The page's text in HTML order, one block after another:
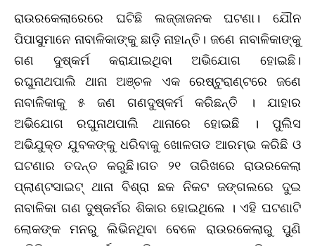
ରାଉରକେଲାରେରେ ଘଟିଛି ଲଜ୍ଜାଜନକ ଘଟଣା। ଯୌନ
ପିପାସୁମାନେ ନାବାଳିକାଙ୍କୁ ଛାଡ଼ି ନାହାନ୍ତି। ଜଣେ ନାବାଳିକାଙ୍କୁ
ଗଣ ଦୁଷ୍କର୍ମ କରାଯାଇଥିବା ଅଭିଯୋଗ ହୋଇଛି।
ରଘୁନାଥପାଲି ଥାନା ଅଞ୍ଚଳ ଏକ ରେଷ୍ଟୁରାଣ୍ଟରେ ଜଣେ
ନାବାଳିକାକୁ ୫ ଜଣ ଗଣଦୁଷ୍କର୍ମ କରିଛନ୍ତି । ଯାହାର
ଅଭିଯୋଗ ରଘୁନାଥପାଲି ଥାନାରେ ହୋଇଛି । ପୁଲିସ
ଅଭିଯୁକ୍ତ ଯୁବକଙ୍କୁ ଧରିବାକୁ ଖୋଳତାଡ ଆରମ୍ଭ କରିଛି ଓ
ଘଟଣାର ତଦନ୍ତ କରୁଛି।ଗତ ୨୧ ତାରିଖରେ ରାଉରକେଲା
ପ୍ଲାଣ୍ଟସାଇଟ୍‌ ଥାନା ବିଶ୍ରା ଛକ ନିକଟ ଜଙ୍ଗଲରେ ଦୁଇ
ନାବାଳିକା ଗଣ ଦୁଷ୍କର୍ମର ଶିକାର ହୋଇଥିଲେ । ଏହି ଘଟଣାଟି
ଲୋକଙ୍କ ମନରୁ ଲିଭିନଥିବା ବେଳେ ରାଉରକେଲାରୁ ପୁଣି